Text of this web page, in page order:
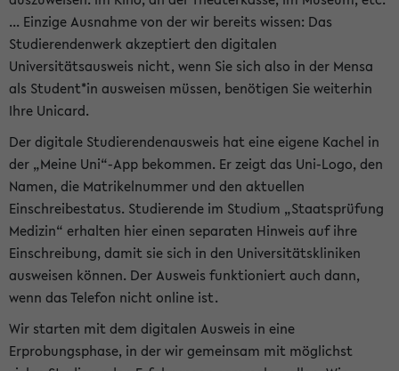
... Einzige Ausnahme von der wir bereits wissen: Das
Studierendenwerk akzeptiert den digitalen
Universitätsausweis nicht, wenn Sie sich also in der Mensa
als Student*in ausweisen müssen, benötigen Sie weiterhin
Ihre Unicard.
Der digitale Studierendenausweis hat eine eigene Kachel in
der „Meine Uni“-App bekommen. Er zeigt das Uni-Logo, den
Namen, die Matrikelnummer und den aktuellen
Einschreibestatus. Studierende im Studium „Staatsprüfung
Medizin“ erhalten hier einen separaten Hinweis auf ihre
Einschreibung, damit sie sich in den Universitätskliniken
ausweisen können. Der Ausweis funktioniert auch dann,
wenn das Telefon nicht online ist.
Wir starten mit dem digitalen Ausweis in eine
Erprobungsphase, in der wir gemeinsam mit möglichst